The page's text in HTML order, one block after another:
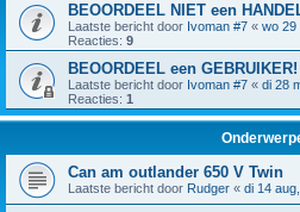
BEOORDEEL NIET een
Laatste bericht door Ivoman #7 « wo 29
Reacties: 9
BEOORDEEL een
Laatste bericht door Ivoman #7 « di 28
Reacties: 1
Can am outlander 650 V Twin
Laatste bericht door Rudger « di 14